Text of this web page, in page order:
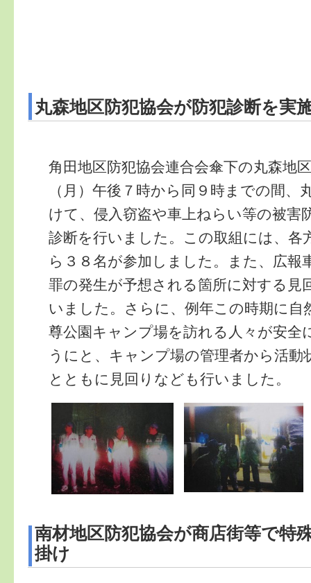
丸森地区防犯協会が防犯診断を実
角田地区防犯協会連合会傘下の丸森地
（月）午後７時から同９時までの間、
けて、侵入窃盗や車上ねらい等の被害
診断を行いました。この取組には、各
ら３８名が参加しました。また、広報
罪の発生が予想される箇所に対する見
いました。さらに、例年この時期に自
尊公園キャンプ場を訪れる人々が安全
うにと、キャンプ場の管理者から活
とともに見回りなども行いました。
南材地区防犯協会が商店街等で特
掛け